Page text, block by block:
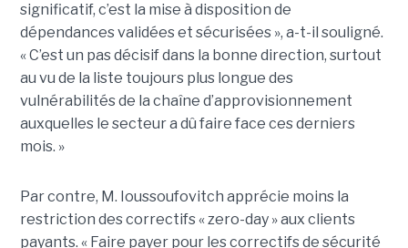
significatif, c’est la mise à disposition de
dépendances validées et sécurisées », a-t-il souligné.
« C’est un pas décisif dans la bonne direction, surtout
au vu de la liste toujours plus longue des
vulnérabilités de la chaîne d’approvisionnement
auxquelles le secteur a dû faire face ces derniers
mois. »
Par contre, M. Ioussoufovitch apprécie moins la
restriction des correctifs « zero-day » aux clients
payants. « Faire payer pour les correctifs de sécurité